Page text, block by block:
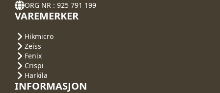
ORG NR : 925 791 199
VAREMERKER
Hikmicro
Zeiss
Fenix
Crispi
Harkila
INFORMASJON